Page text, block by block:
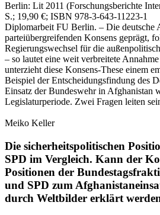
Berlin: Lit 2011 (Forschungsberichte
S.; 19,90 €; ISBN 978-3-643-11223-1
Diplomarbeit FU Berlin. – Die deutsche
parteiübergreifenden Konsens geprägt,
Regierungswechsel für die
– so lautet eine weit verbreitete
unterzieht diese Konsens-These einem
Beispiel der Entscheidungsfindung des
Einsatz der Bundeswehr in Afghanistan
Legislaturperiode. Zwei Fragen leiten
Meiko Keller
Die sicherheitspolitischen
SPD im Vergleich. Kann der
Positionen der
und SPD zum
durch Weltbilder erklärt